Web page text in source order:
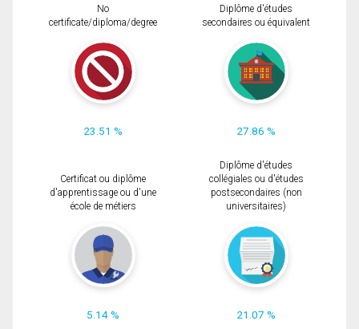
No
certificate/diploma/degree
23.51 %
Diplôme d'études
secondaires ou équivalent
27.86 %
Certificat ou diplôme
d'apprentissage ou d'une
école de métiers
5.14 %
Diplôme d'études
collégiales ou d'études
postsecondaires (non
universitaires)
21.07 %